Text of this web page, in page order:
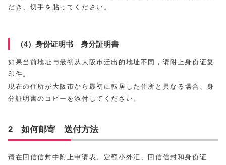
だき、切手を貼ってください。
（4）身份证明书 身分証明書
如果当前地址与最初从大阪市迁出的地址不同，请附上身份证复
印件。
現在の住所が大阪市から最初に転居した住所と異なる場合、身
分証明書のコピーを添付してください。
2 如何邮寄 送付方法
请在回信信封中附上申请表、定额小外汇、回信信封和身份证